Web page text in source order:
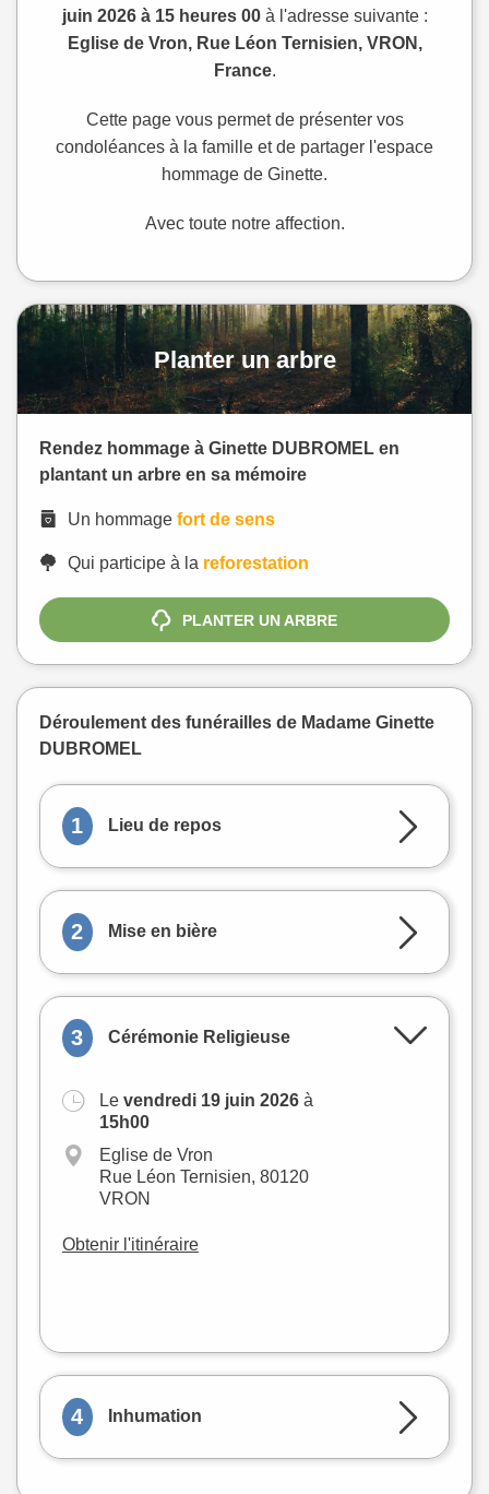
juin 2026 à 15 heures 00à l'adresse suivante :
Eglise de Vron, Rue Léon Ternisien, VRON,
France.
Cette page vous permet de présenter vos
condoléances à la famille et de partager l'espace
hommage de Ginette.
Avec toute notre affection.
Planter un arbre
Rendez hommage à Ginette DUBROMEL en
plantant un arbre en sa mémoire
Un hommage fort de sens
Qui participe à la reforestation
PLANTER UN ARBRE
Déroulement des funérailles de Madame Ginette
DUBROMEL
1 Lieu de repos
2 Mise en bière
3 Cérémonie Religieuse
Le vendredi 19 juin 2026 à
15h00
Eglise de Vron
Rue Léon Ternisien, 80120
VRON
Obtenir l'itinéraire
4 Inhumation